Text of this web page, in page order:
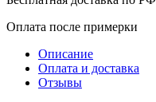
Оплата после примерки
Описание
Оплата и доставка
Отзывы